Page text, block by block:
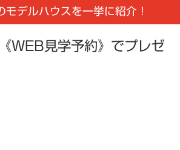
モデルハウスを一挙に紹介！
WEB見学予約》でプレゼ